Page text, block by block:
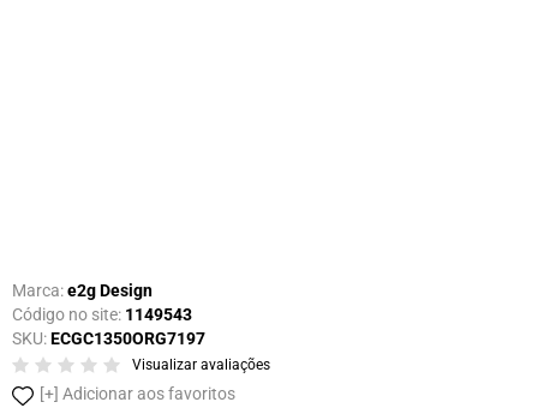
Marca:e2g Design
Código no site: 1149543
SKU:ECGC1350ORG7197
Visualizar avaliações
Adicionar aos favoritos